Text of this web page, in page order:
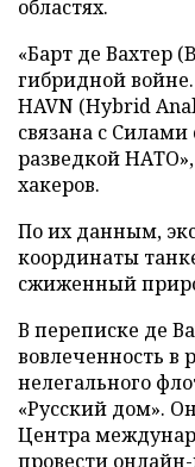
областях.
«Барт де Вахтер
гибридной
HAVN (Hybrid
связана с
разведкой
хакеров.
По их данным,
координаты
сжиженный
В переписке де
вовлеченность в
нелегального
«Русский дом».
Центра
провести онлайн-